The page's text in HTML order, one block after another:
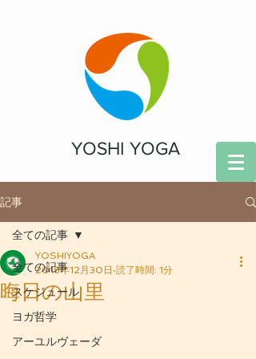
YOSHI YOGA
記事
全ての記事
スケジュール
ヨガ哲学
アーユルヴェーダ
全ての記事
晦日の山里
YOSHIYOGA
2018年12月30日 読了時間: 1分